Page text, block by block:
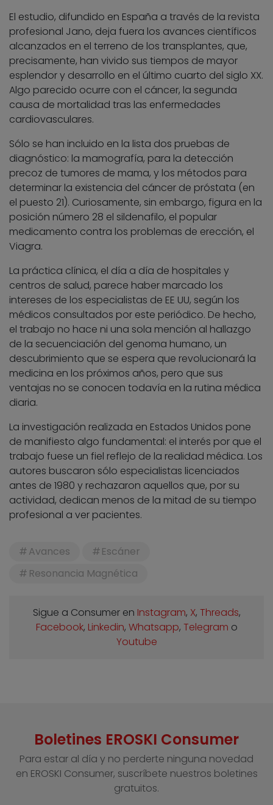
El estudio, difundido en España a través de la revista
profesional Jano, deja fuera los avances científicos
alcanzados en el terreno de los transplantes, que,
precisamente, han vivido sus tiempos de mayor
esplendor y desarrollo en el último cuarto del siglo XX.
Algo parecido ocurre con el cáncer, la segunda
causa de mortalidad tras las enfermedades
cardiovasculares.
Sólo se han incluido en la lista dos pruebas de
diagnóstico: la mamografía, para la detección
precoz de tumores de mama, y los métodos para
determinar la existencia del cáncer de próstata (en
el puesto 21). Curiosamente, sin embargo, figura en la
posición número 28 el sildenafilo, el popular
medicamento contra los problemas de erección, el
Viagra.
La práctica clínica, el día a día de hospitales y
centros de salud, parece haber marcado los
intereses de los especialistas de EE UU, según los
médicos consultados por este periódico. De hecho,
el trabajo no hace ni una sola mención al hallazgo
de la secuenciación del genoma humano, un
descubrimiento que se espera que revolucionará la
medicina en los próximos años, pero que sus
ventajas no se conocen todavía en la rutina médica
diaria.
La investigación realizada en Estados Unidos pone
de manifiesto algo fundamental: el interés por que el
trabajo fuese un fiel reflejo de la realidad médica. Los
autores buscaron sólo especialistas licenciados
antes de 1980 y rechazaron aquellos que, por su
actividad, dedican menos de la mitad de su tiempo
profesional a ver pacientes.
Avances
Escáner
Resonancia Magnética
Sigue a Consumer en Instagram, X, Threads,
Facebook, Linkedin, Whatsapp, Telegram o
Youtube
Boletines EROSKI Consumer
Para estar al día y no perderte ninguna novedad
en EROSKI Consumer, suscríbete nuestros boletines
gratuitos.